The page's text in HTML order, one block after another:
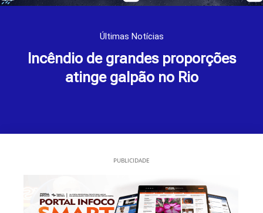
Últimas Notícias
Incêndio de grandes proporções
atinge galpão no Rio
PUBLICIDADE